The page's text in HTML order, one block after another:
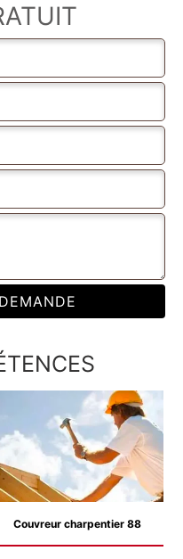
Couvreur charpentier 88